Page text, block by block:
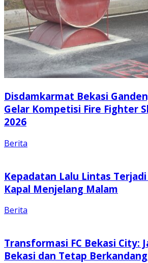
Disdamkarmat Bekasi
Gelar Kompetisi Fire Fighter
2026
Berita
Kepadatan Lalu Lintas
Kapal Menjelang Malam
Berita
Transformasi FC Bekasi City:
Bekasi dan Tetap